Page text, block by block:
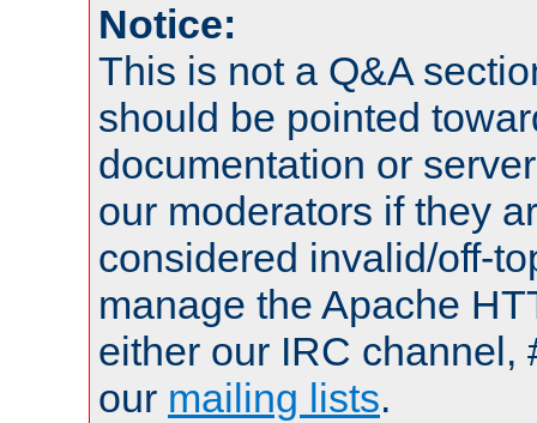
Notice:
This is not a Q&A
should be pointed
documentation or
our moderators if they
considered invalid/off-
manage the Apache
either our IRC channel,
our mailing lists.